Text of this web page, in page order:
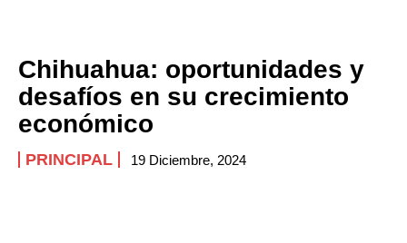
Chihuahua: oportunidades y
desafíos en su crecimiento
económico
PRINCIPAL 19 Diciembre, 2024